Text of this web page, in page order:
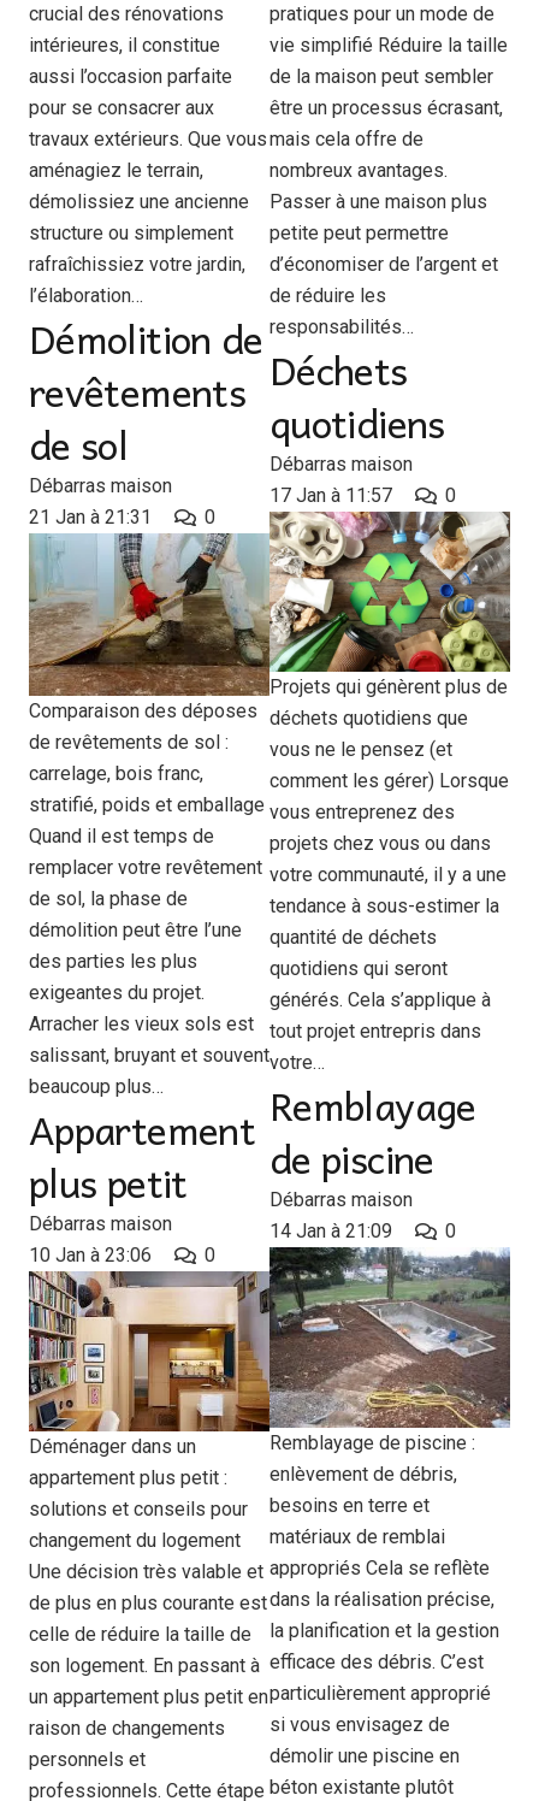
crucial des rénovations
intérieures, il constitue
aussi l’occasion parfaite
pour se consacrer aux
travaux extérieurs. Que vous
aménagiez le terrain,
démolissiez une ancienne
structure ou simplement
rafraîchissiez votre jardin,
l’élaboration…
pratiques pour un mode de
vie simplifié Réduire la taille
de la maison peut sembler
être un processus écrasant,
mais cela offre de
nombreux avantages.
Passer à une maison plus
petite peut permettre
d’économiser de l’argent et
de réduire les
responsabilités…
Démolition de
revêtements
de sol
Débarras maison
21 Jan à 21:31
0
Comparaison des déposes
de revêtements de sol :
carrelage, bois franc,
stratifié, poids et emballage
Quand il est temps de
remplacer votre revêtement
de sol, la phase de
démolition peut être l’une
des parties les plus
exigeantes du projet.
Arracher les vieux sols est
salissant, bruyant et souvent
beaucoup plus…
Déchets
quotidiens
Débarras maison
17 Jan à 11:57
0
Projets qui génèrent plus de
déchets quotidiens que
vous ne le pensez (et
comment les gérer) Lorsque
vous entreprenez des
projets chez vous ou dans
votre communauté, il y a une
tendance à sous-estimer la
quantité de déchets
quotidiens qui seront
générés. Cela s’applique à
tout projet entrepris dans
votre…
Remblayage
de piscine
Débarras maison
14 Jan à 21:09
0
Remblayage de piscine :
enlèvement de débris,
besoins en terre et
matériaux de remblai
appropriés Cela se reflète
dans la réalisation précise,
la planification et la gestion
efficace des débris. C’est
particulièrement approprié
si vous envisagez de
démolir une piscine en
béton existante plutôt
Appartement
plus petit
Débarras maison
10 Jan à 23:06
0
Déménager dans un
appartement plus petit :
solutions et conseils pour
changement du logement
Une décision très valable et
de plus en plus courante est
celle de réduire la taille de
son logement. En passant à
un appartement plus petit en
raison de changements
personnels et
professionnels. Cette étape